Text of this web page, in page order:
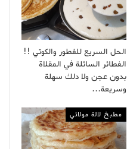
الحل السريع للفطور والكوتي !!
الفطائر السائلة في المقلاة
بدون عجن ولا دلك سهلة
وسريعة…
مطبخ لالة مولاتي